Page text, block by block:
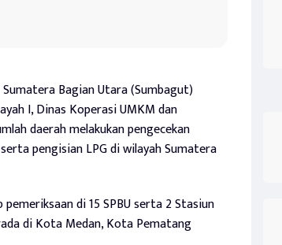
Bagian Utara (Sumbagut)
I, Dinas Koperasi UMKM dan
daerah melakukan pengecekan
pengisian LPG di wilayah Sumatera
di 15 SPBU serta 2 Stasiun
di Kota Medan, Kota Pematang